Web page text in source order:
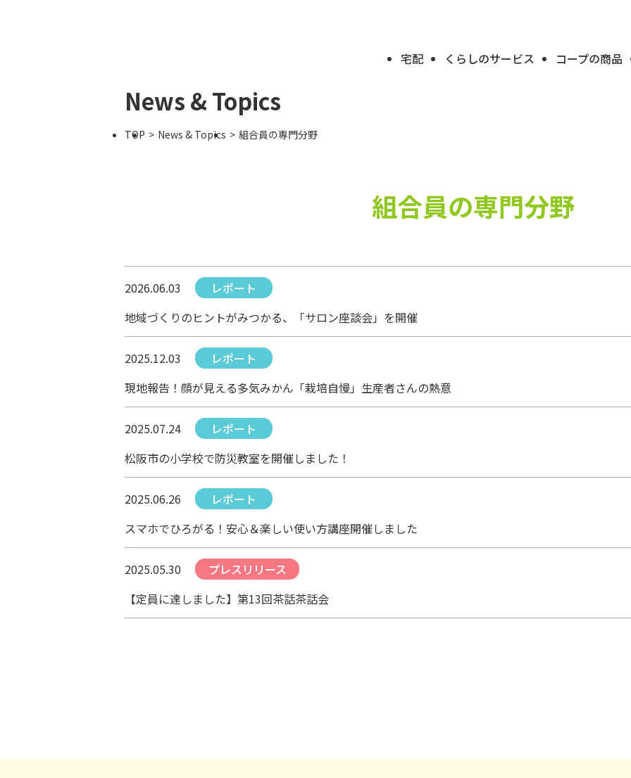
宅配 くらしのサービス コープの商品
News & Topics
TOP News & Topics 組合員の専門分野
組合員の専門分野
2026.06.03
レポート
地域づくりのヒントがみつかる、「サロン座談会」を開催
2025.12.03
レポート
現地報告！顔が見える多気みかん「栽培自慢」生産者さんの熱意
2025.07.24
レポート
松阪市の小学校で防災教室を開催しました！
2025.06.26
レポート
スマホでひろがる！安心＆楽しい使い方講座開催しました
2025.05.30
プレスリリース
【定員に達しました】第13回茶話茶話会